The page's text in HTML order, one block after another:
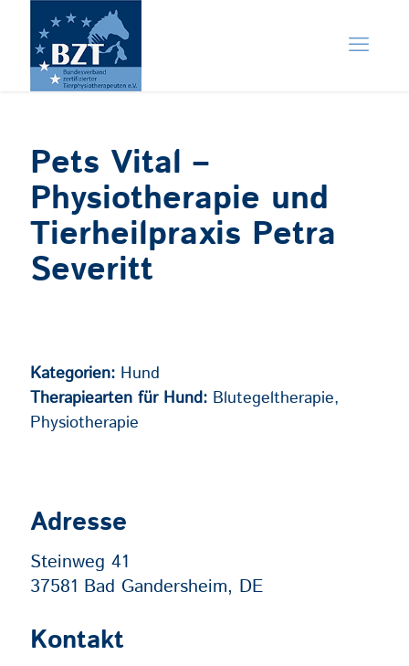
Pets Vital –
Physiotherapie und
Tierheilpraxis Petra
Severitt
Kategorien: Hund
Therapiearten für Hund: Blutegeltherapie,
Physiotherapie
Adresse
Steinweg 41
37581 Bad Gandersheim, DE
Kontakt